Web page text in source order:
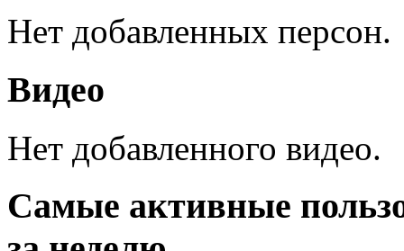
Нет добавленных персон.
Видео
Нет добавленного видео.
Самые активные